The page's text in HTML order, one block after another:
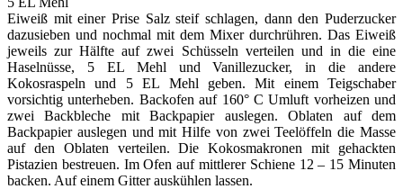
Eiweiß mit einer Prise Salz steif schlagen, dann den Puderzucker
dazusieben und nochmal mit dem Mixer durchrühren. Das Eiweiß
jeweils zur Hälfte auf zwei Schüsseln verteilen und in die eine
Haselnüsse, 5 EL Mehl und Vanillezucker, in die andere
Kokosraspeln und 5 EL Mehl geben. Mit einem Teigschaber
vorsichtig unterheben. Backofen auf 160° C Umluft vorheizen und
zwei Backbleche mit Backpapier auslegen. Oblaten auf dem
Backpapier auslegen und mit Hilfe von zwei Teelöffeln die Masse
auf den Oblaten verteilen. Die Kokosmakronen mit gehackten
Pistazien bestreuen. Im Ofen auf mittlerer Schiene 12 – 15 Minuten
backen. Auf einem Gitter auskühlen lassen.